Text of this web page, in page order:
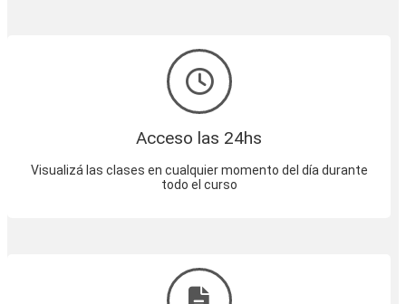
Acceso las 24hs
Visualizá las clases en cualquier momento del día durante
todo el curso